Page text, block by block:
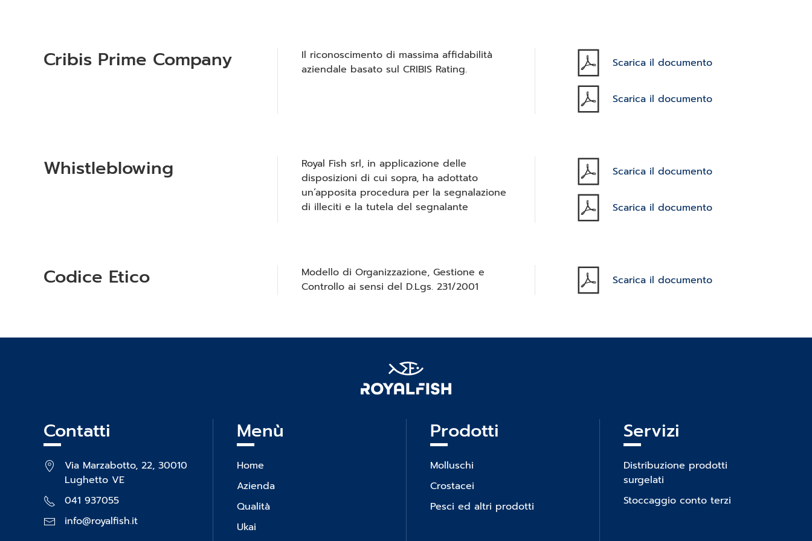
Cribis Prime Company
Il riconoscimento di massima affidabilità
aziendale basato sul CRIBIS Rating.
Scarica il documento
Scarica il documento
Whistleblowing
Royal Fish srl, in applicazione delle
disposizioni di cui sopra, ha adottato
un’apposita procedura per la segnalazione
di illeciti e la tutela del segnalante
Scarica il documento
Scarica il documento
Codice Etico
Modello di Organizzazione, Gestione e
Controllo ai sensi del D.Lgs. 231/2001
Scarica il documento
Contatti
Via Marzabotto, 22, 30010
Lughetto VE
041 937055
info@royalfish.it
Menù
Home
Azienda
Qualità
Ukai
Prodotti
Molluschi
Crostacei
Pesci ed altri prodotti
Servizi
Distribuzione prodotti
surgelati
Stoccaggio conto terzi